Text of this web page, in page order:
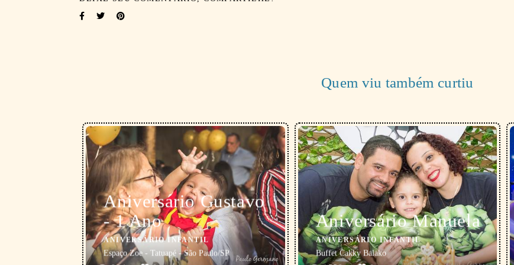
Quem viu também curtiu
Aniversário Gustavo
- 1 Ano
ANIVERSÁRIO INFANTIL
Espaço Zoe - Tatuapé - São Paulo/SP
Aniversário Manuela
ANIVERSÁRIO INFANTIL
Buffet Cakky Balako